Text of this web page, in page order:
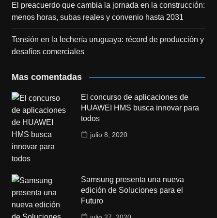
El preacuerdo que cambia la jornada en la construcción:
menos horas, subas reales y convenio hasta 2031
Tensión en la lechería uruguaya: récord de producción y
desafíos comerciales
Mas comentadas
El concurso de aplicaciones de
HUAWEI HMS busca innovar para
todos
julio 8, 2020
Samsung presenta una nueva
edición de Soluciones para el
Futuro